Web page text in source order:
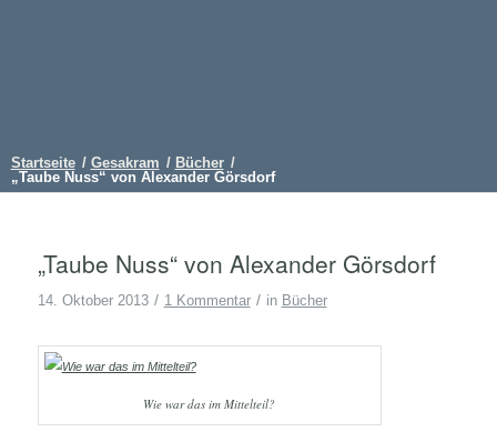
Startseite / Gesakram / Bücher /
„Taube Nuss“ von Alexander Görsdorf
„Taube Nuss“ von Alexander Görsdorf
14. Oktober 2013 / 1 Kommentar / in Bücher
Wie war das im Mittelteil?